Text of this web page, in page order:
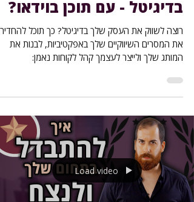
בדיגיטל - עם תוכן בוידאו?
רוצה לשווק את העסק שלך בדיגיטל? כך תוכל להחדיר
את המסרים השיווקיים שלך באפקטיביות, לבנות את
המותג שלך ולייצר לעצמך קהל לקוחות נאמן:
Load video